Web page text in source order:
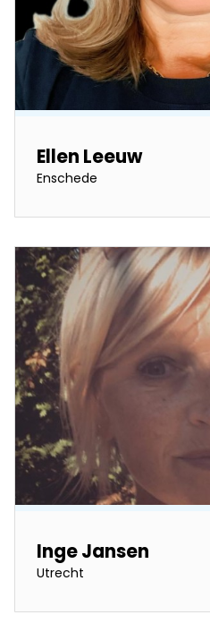
Ellen Leeuw
Enschede
Inge Jansen
Utrecht